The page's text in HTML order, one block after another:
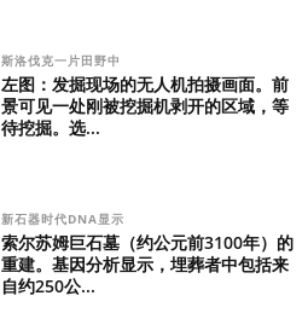
斯洛伐克一片田野中
左图：发掘现场的无人机拍摄画面。前
景可见一处刚被挖掘机剥开的区域，等
待挖掘。选...
新石器时代DNA显示
索尔苏姆巨石墓（约公元前3100年）的
重建。基因分析显示，埋葬者中包括来
自约250公...